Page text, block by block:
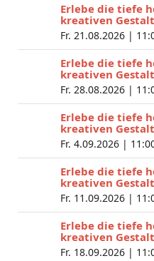
Erlebe die tiefe
kreativen
Fr. 21.08.2026 |
Erlebe die tiefe
kreativen
Fr. 28.08.2026 |
Erlebe die tiefe
kreativen
Fr. 4.09.2026 |
Erlebe die tiefe
kreativen
Fr. 11.09.2026 |
Erlebe die tiefe
kreativen
Fr. 18.09.2026 |